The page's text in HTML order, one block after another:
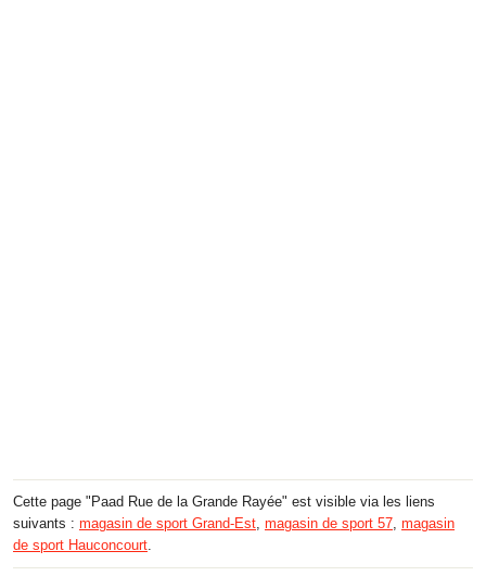
Cette page "Paad Rue de la Grande Rayée" est visible via les liens
suivants : magasin de sport Grand-Est magasin de sport 57 magasin
de sport Hauconcourt